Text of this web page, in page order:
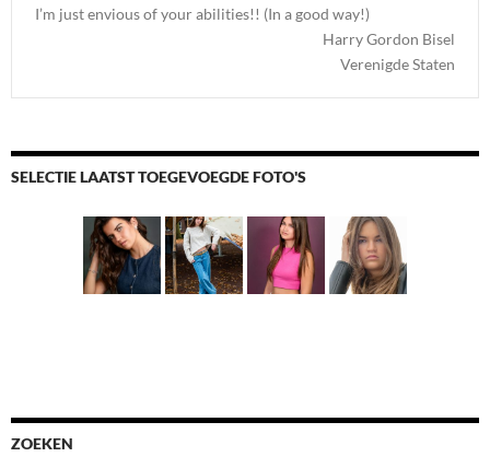
I’m just envious of your abilities!! (In a good way!)
Harry Gordon Bisel
Verenigde Staten
SELECTIE LAATST TOEGEVOEGDE FOTO'S
ZOEKEN